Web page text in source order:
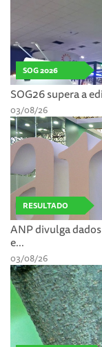
SOG 2026
SOG26 supera a
03/08/26
RESULTADO
ANP divulga
e...
03/08/26